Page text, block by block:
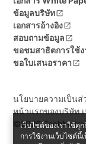
เว็บไซต์ของเราใช้
การใช้งานเว็บไซต์นี้
ข้อมูลบริษัท
เอกสารอ้างอิง
สอบถามข้อมูล
ขอชมสาธิตการใช้
ขอใบเสนอราคา
นโยบายความเป็นส่
หน้าแรกของบริษัท
©2026